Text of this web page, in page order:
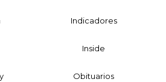
Indicadores
Inside
Obituarios